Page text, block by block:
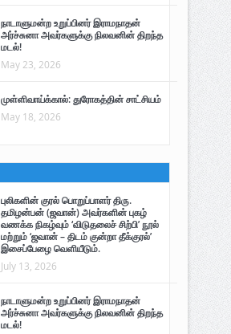
நாடாளுமன்ற உறுப்பினர் இராமநாதன்
அர்ச்சுனா அவர்களுக்கு நிலவனின் திறந்த
மடல்!
May 23, 2026
முள்ளிவாய்க்கால்: துரோகத்தின் சாட்சியம்
May 18, 2026
புலிகளின் குரல் பொறுப்பாளர் திரு.
தமிழன்பன் (ஜவான்) அவர்களின் புகழ்
வணக்க நிகழ்வும் ‘விடுதலைச் சிற்பி’ நூல்
மற்றும் ‘ஜவான் – திடம் குன்றா தீக்குரல்’
இசைப்பேழை வெளியீடும்.
July 13, 2026
நாடாளுமன்ற உறுப்பினர் இராமநாதன்
அர்ச்சுனா அவர்களுக்கு நிலவனின் திறந்த
மடல்!